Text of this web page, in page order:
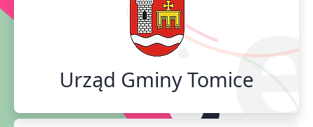
Urząd Gminy Tomice